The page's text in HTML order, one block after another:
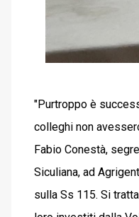
"Purtroppo è
colleghi non
Fabio Conestà,
Siculiana, ad
sulla Ss 115. Si